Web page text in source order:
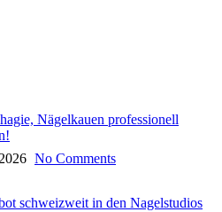
Nägelkauen professionell
No Comments
schweizweit in den Nagelstudios